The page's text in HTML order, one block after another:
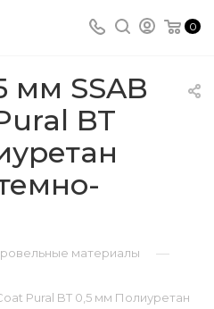
0
мм SSAB
BT
материалы —
Pural BT 0,5 мм Полиуретан